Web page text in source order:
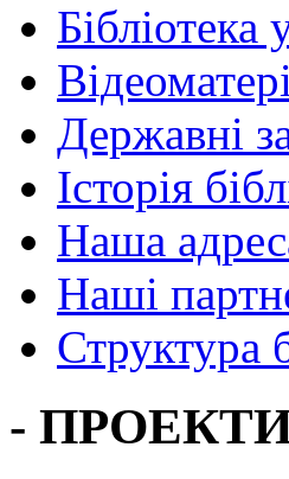
Бібліотека
Державні
Історія
Наша
Наші
Структура
-